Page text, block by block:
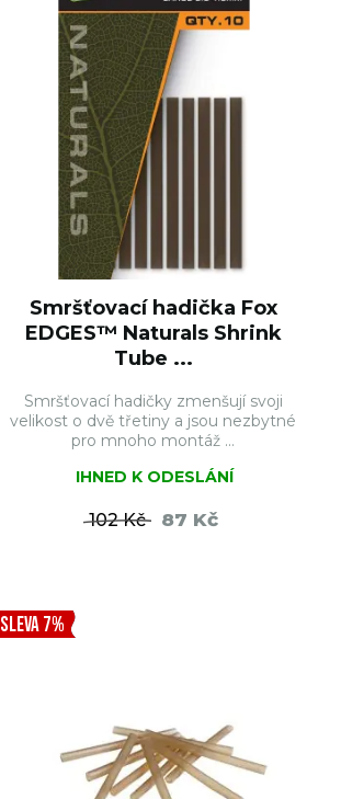
Smršťovací hadička Fox
EDGES™ Naturals Shrink
Tube ...
Smršťovací hadičky zmenšují svoji
velikost o dvě třetiny a jsou nezbytné
pro mnoho montáž ...
IHNED K ODESLÁNÍ
102 Kč 87 Kč
SLEVA 7%